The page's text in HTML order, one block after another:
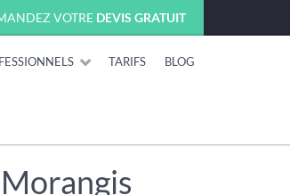
VOTRE DEVIS GRATUIT
TARIFS BLOG